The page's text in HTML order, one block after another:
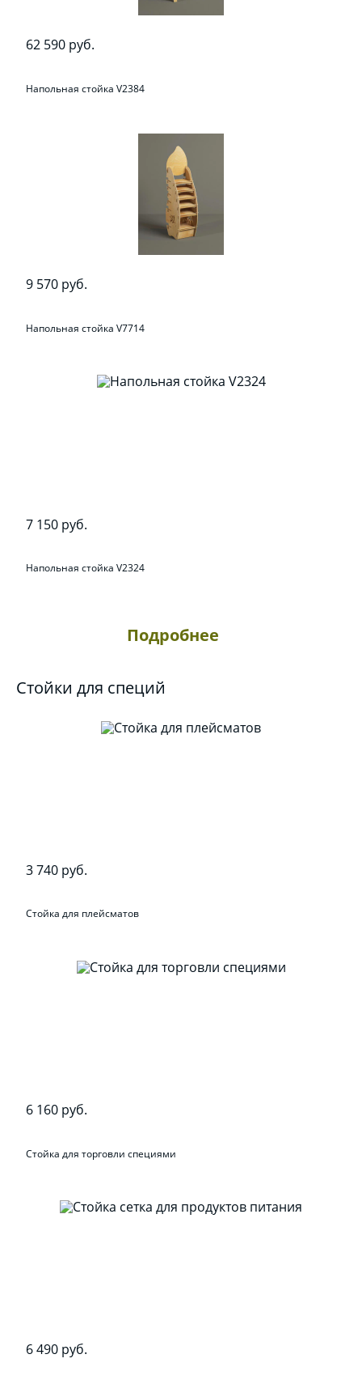
Подробнее
62 590 руб.
Напольная стойка V2384
9 570 руб.
Напольная стойка V7714
7 150 руб.
Напольная стойка V2324
Стойки для специй
3 740 руб.
Стойка для плейсматов
6 160 руб.
Стойка для торговли специями
6 490 руб.